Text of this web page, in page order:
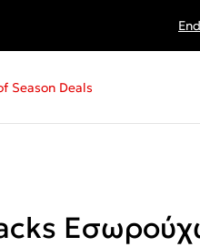
Season Deals